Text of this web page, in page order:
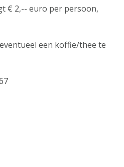
€ 2,-- euro per persoon,
een koffie/thee te